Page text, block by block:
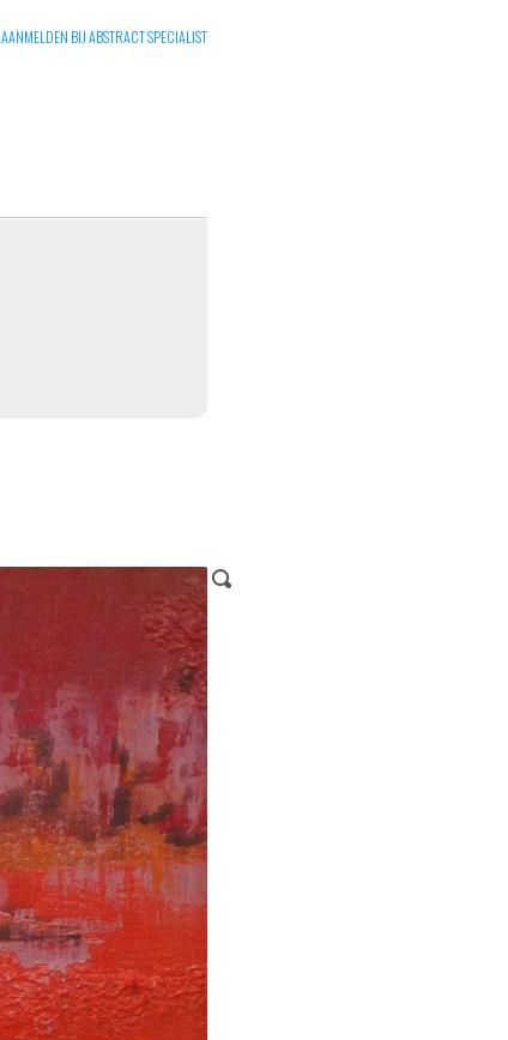
AANMELDEN BIJ ABSTRACT SPECIALIST